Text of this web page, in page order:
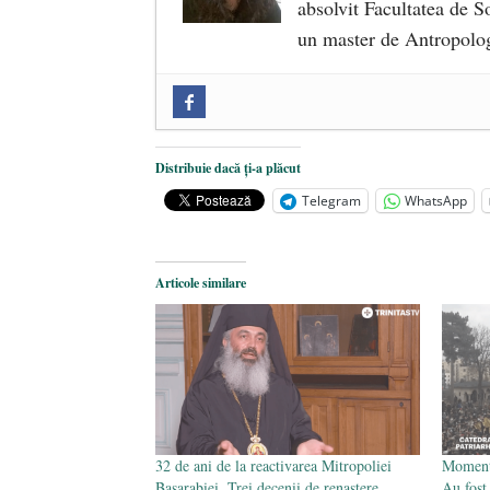
absolvit Facultatea de
un master de
comemorat la 102 ani de la naștere
„Carnea cultivată” în laborator,
iulie 2024
2024
Distribuie dacă ți-a plăcut
Telegram
WhatsApp
Articole similare
32 de ani de la reactivarea Mitropoliei